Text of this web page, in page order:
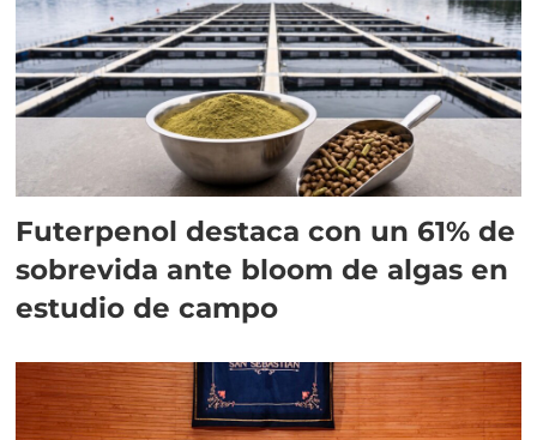
Futerpenol destaca con un 61% de
sobrevida ante bloom de algas en
estudio de campo